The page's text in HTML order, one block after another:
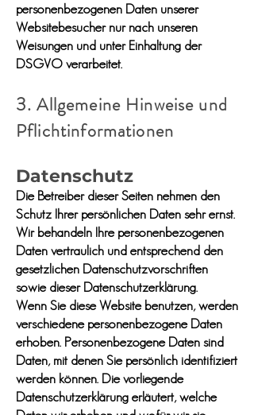
personenbezogenen Daten unserer
Websitebesucher nur nach unseren
Weisungen und unter Einhaltung der
DSGVO verarbeitet.
3. Allgemeine Hinweise und
Pflicht­informationen
Datenschutz
Die Betreiber dieser Seiten nehmen den
Schutz Ihrer persönlichen Daten sehr ernst.
Wir behandeln Ihre personenbezogenen
Daten vertraulich und entsprechend den
gesetzlichen Datenschutzvorschriften
sowie dieser Datenschutzerklärung.
Wenn Sie diese Website benutzen, werden
verschiedene personenbezogene Daten
erhoben. Personenbezogene Daten sind
Daten, mit denen Sie persönlich identifiziert
werden können. Die vorliegende
Datenschutzerklärung erläutert, welche